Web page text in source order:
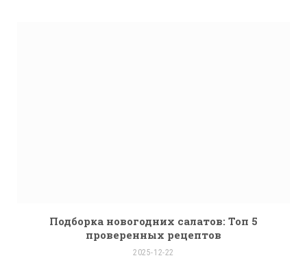
Подборка новогодних салатов: Топ 5
проверенных рецептов
2025-12-22